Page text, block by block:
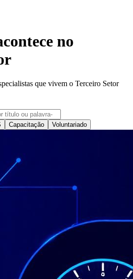
no
que vivem o Terceiro Setor
Capacitação Voluntariado